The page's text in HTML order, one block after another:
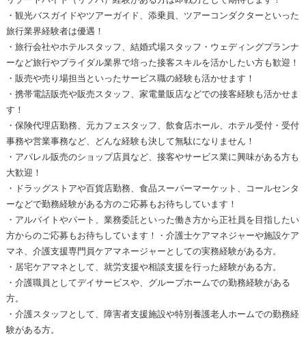
・観光バスガイドやツアーガイド、添乗員、ツアーコンダクターといった
旅行業界経験者は優遇！
・旅行会社やホテルスタッフ、結婚式場スタッフ・ウェディングプランナ
ーなど旅行やブライダル業界で培った接客スキルを活かしたい方も歓迎！
・販売や売り場担当といったサービス職の経験も活かせます！
・携帯電話販売や販売スタッフ、家電量販店などでの接客経験も活かせま
す！
・保険代理店勤務、元カフェスタッフ、飲食店ホール、ホテル受付・受付
事務や営業事務など、どんな経験も決して無駄になりません！
・アパレル販売のショップ店員など、接客やサービス業に興味がある方も
大歓迎！
・ドラッグストアや百貨店勤務、食品スーパーマーケット、コールセンタ
ーなどで勤務経験がある方のご応募もお待ちしています！
・アルバイトやパート、業務委託といった働き方から正社員を目指したい
方からのご応募もお待ちしています！・介護士ケアマネジャーや施設ケア
マネ、介護支援専門員ケアマネージャーとしての実務経験がある方。
・居宅ケアマネとして、就労支援や相談支援を行った経験がある方。
・介護職員としてデイサービスや、グループホームでの勤務経験がある
方。
・介護スタッフとして、障害者支援施設や特別養護老人ホームでの勤務経
験がある方。